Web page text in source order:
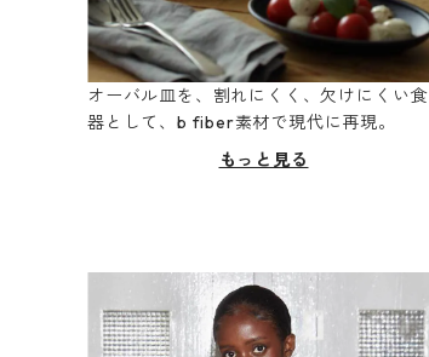
オーバル皿を、割れにくく、欠けにくい食
器として、b fiber素材で現代に再現。
もっと見る